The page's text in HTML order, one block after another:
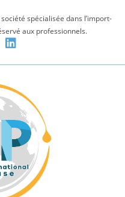
spécialisée dans l’import-
aux professionnels.